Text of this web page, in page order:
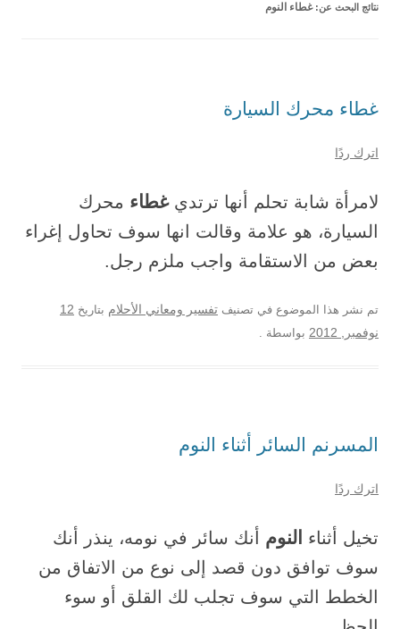
نتائج البحث عن:غطاء النوم
غطاء محرك السيارة
اترك ردًا
لامرأة شابة تحلم أنها ترتديغطاء محرك
السيارة، هو علامة وقالت انها سوف تحاول إغراء
بعض من الاستقامة واجب ملزم رجل.
تم نشر هذا الموضوع في تصنيف تفسير ومعاني الأحلام بتاريخ 12
نوفمبر, 2012
بواسطة .
المسرنم السائر أثناء النوم
اترك ردًا
تخيل أثناء النوم أنك سائر في نومه، ينذر أنك
سوف توافق دون قصد إلى نوع من الاتفاق من
الخطط التي سوف تجلب لك القلق أو سوء